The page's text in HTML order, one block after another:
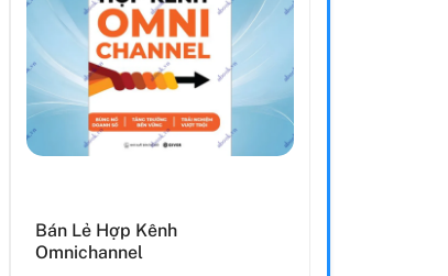
Bán Lẻ Hợp Kênh
Omnichannel